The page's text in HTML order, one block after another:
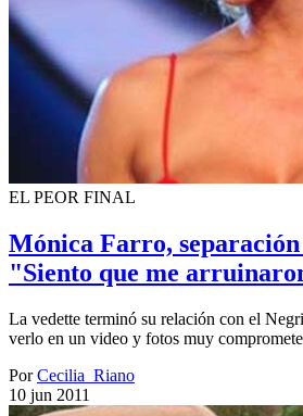
EL PEOR FINAL
Mónica Farro, separación
"Siento que me
La vedette terminó su relación con el
verlo en un video y fotos muy
PorCecilia_Riano
10 jun 2011